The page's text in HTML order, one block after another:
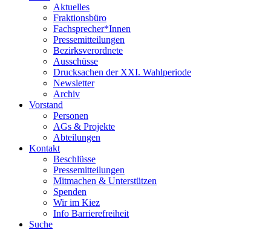
Aktuelles
Fraktionsbüro
Fachsprecher*Innen
Pressemitteilungen
Bezirksverordnete
Ausschüsse
Drucksachen der XXI. Wahlperiode
Newsletter
Archiv
Vorstand
Personen
AGs & Projekte
Abteilungen
Kontakt
Beschlüsse
Pressemitteilungen
Mitmachen & Unterstützen
Spenden
Wir im Kiez
Info Barrierefreiheit
Suche